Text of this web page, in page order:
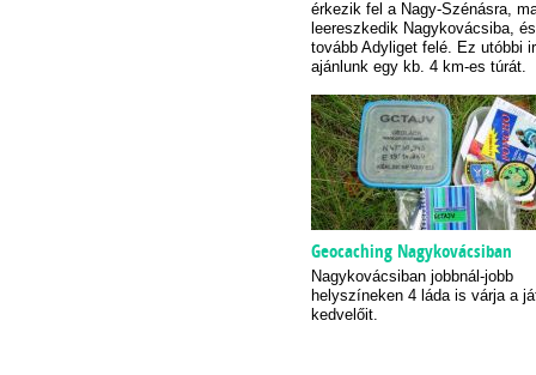
érkezik fel a Nagy-Szénásra,
leereszkedik Nagykovácsiba,
tovább Adyliget felé. Ez utóbbi
ajánlunk egy kb. 4 km-es túrát.
Geocaching Nagykovácsiban
Nagykovácsiban jobbnál-jobb
helyszíneken 4 láda is várja a
kedvelőit.